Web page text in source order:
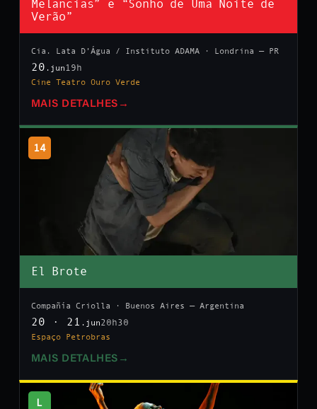
Melancias” e “Sonho de Uma Noite de
Verão”
Cia. Lata D’Água / Instituto ADAMA · Londrina — PR
20 .jun 19h
Cine Teatro Ouro Verde
MAIS DETALHES →
14
El Brote
Compañía Criolla · Buenos Aires — Argentina
20 · 21 .jun20h30
Espaço Petrobras
MAIS DETALHES →
L